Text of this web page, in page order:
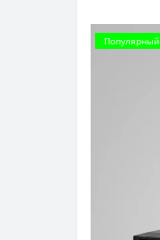
Популярный